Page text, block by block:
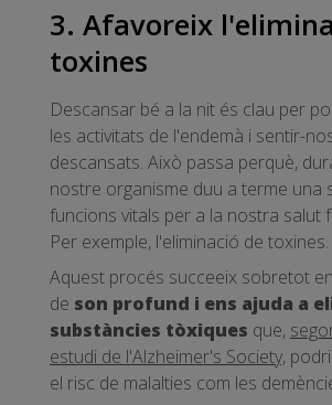
3. Afavoreix
toxines
Descansar bé a la nit és clau per
les activitats de l'endemà i sentir-
descansats. Això passa perquè,
nostre organisme duu a terme una
funcions vitals per a la nostra salut
Per exemple, l'eliminació de toxines.
Aquest procés succeeix sobretot
de son profund i ens ajuda a
substàncies tòxiques que,
estudi de l'Alzheimer's Society,
el risc de malalties com les